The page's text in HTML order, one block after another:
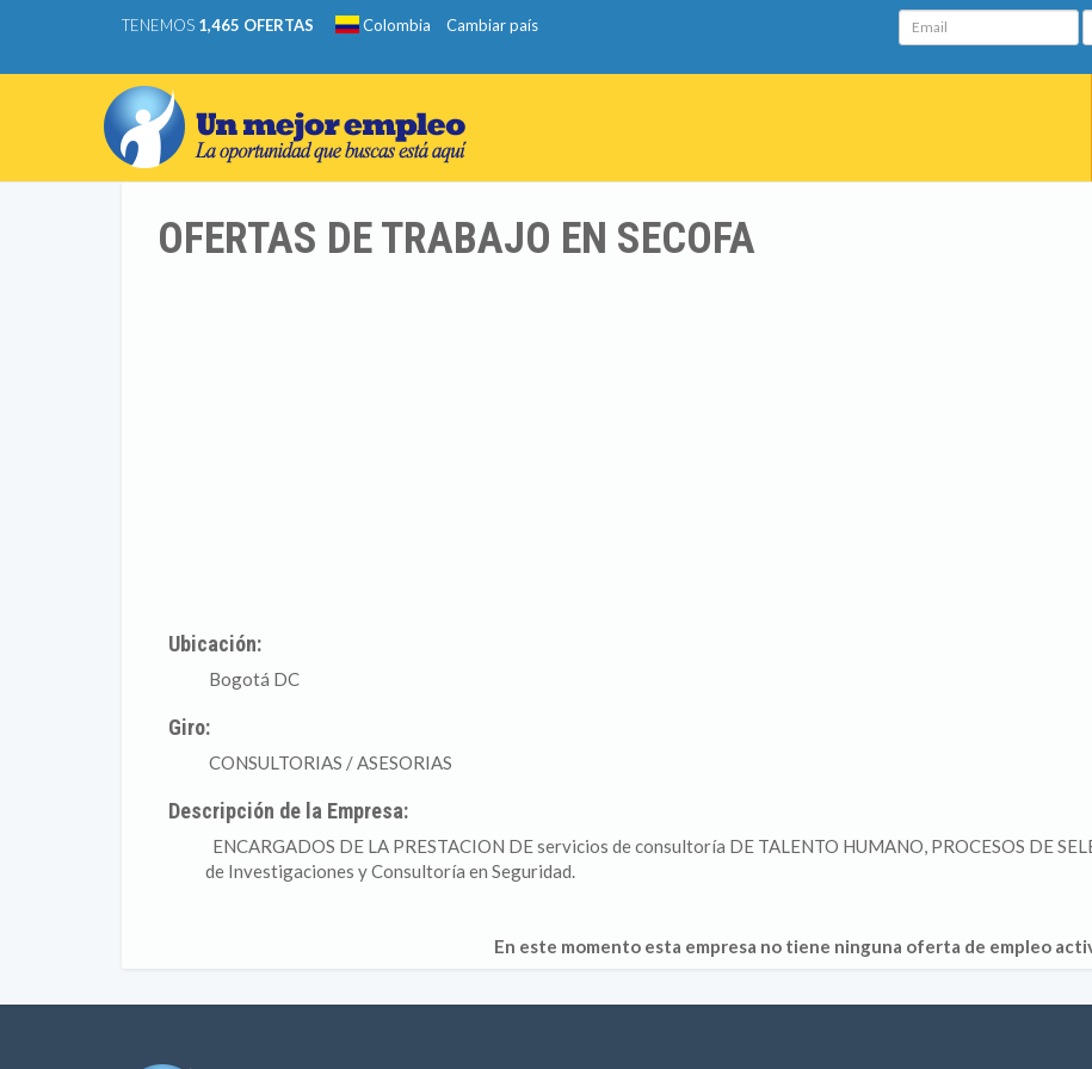
TENEMOS 1,465 OFERTAS Colombia Cambiar país Email
OFERTAS DE TRABAJO EN SECOFA
Ubicación:
Bogotá DC
Giro:
CONSULTORIAS / ASESORIAS
Descripción de la Empresa:
ENCARGADOS DE LA PRESTACION DE servicios de consultoría DE TALENTO HUMANO, PROCESOS DE
de Investigaciones y Consultoría en Seguridad.
En este momento esta empresa no tiene ninguna oferta de empleo